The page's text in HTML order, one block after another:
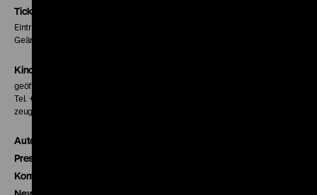
Tickets
Eintritt 5 €
Geänderte Preise sind im Programm vermerkt.
Kinokasse
geöffnet 30 Minuten vor Beginn der ersten Vorstellung
Tel. + 49 30 20304-770
zeughauskino@dhm.de
Autor*innen
Presse
Kontakt